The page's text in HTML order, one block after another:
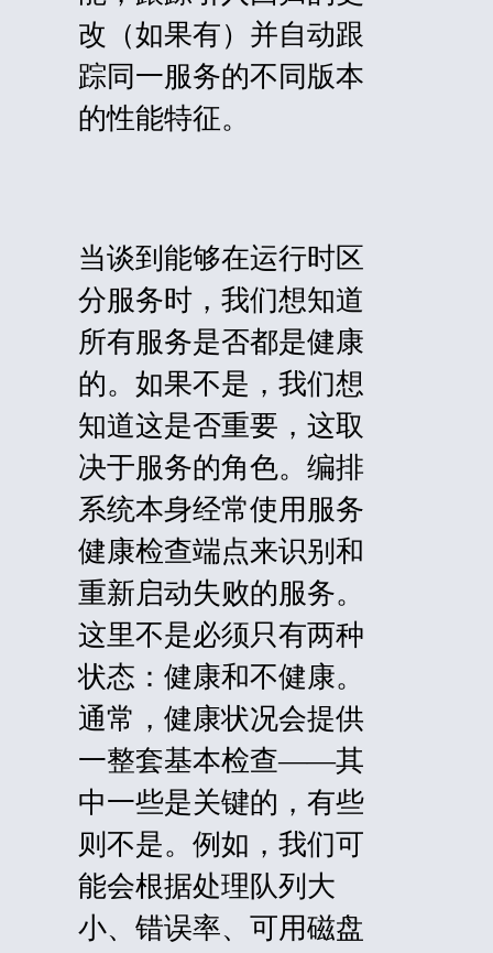
改（如果有）并自动跟
踪同一服务的不同版本
的性能特征。
当谈到能够在运行时区
分服务时，我们想知道
所有服务是否都是健康
的。如果不是，我们想
知道这是否重要，这取
决于服务的角色。编排
系统本身经常使用服务
健康检查端点来识别和
重新启动失败的服务。
这里不是必须只有两种
状态：健康和不健康。
通常，健康状况会提供
一整套基本检查——其
中一些是关键的，有些
则不是。例如，我们可
能会根据处理队列大
小、错误率、可用磁盘